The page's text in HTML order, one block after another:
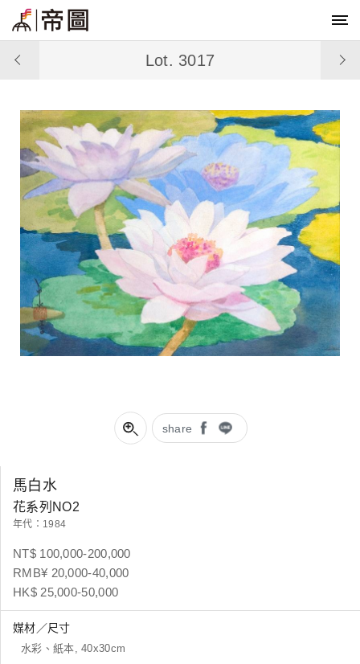
share
Lot. 3017
馬白水
花系列NO2
年代：1984
NT$ 100,000-200,000
RMB¥ 20,000-40,000
HK$ 25,000-50,000
媒材／尺寸
水彩、紙本, 40x30cm